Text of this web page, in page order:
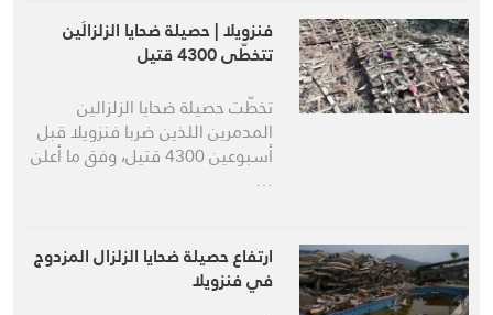
فنزويلا | حصيلة ضحايا الزلزالَين
تتخطّى 4300 قتيل
تخطّت حصيلة ضحايا الزلزالين
المدمرين اللذين ضربا فنزويلا قبل
أسبوعين 4300 قتيل، وفق ما أعلن
…
ارتفاع حصيلة ضحايا الزلزال المزدوج
في فنزويلا